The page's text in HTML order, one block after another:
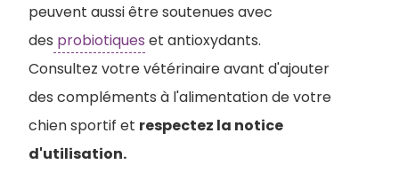
peuvent aussi être soutenues avec
des probiotiques et antioxydants.
Consultez votre vétérinaire avant d'ajouter
des compléments à l'alimentation de votre
chien sportif et respectez la notice
d'utilisation.